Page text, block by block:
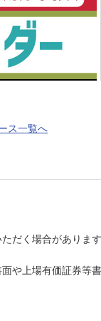
ス一覧へ
だく場合がありま
や上場有価証券等